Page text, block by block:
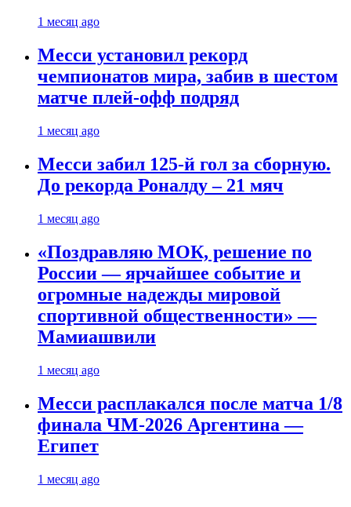
1 месяц ago
Месси установил рекорд
чемпионатов мира, забив в шестом
матче плей‑офф подряд
1 месяц ago
Месси забил 125-й гол за сборную.
До рекорда Роналду – 21 мяч
1 месяц ago
«Поздравляю МОК, решение по
России — ярчайшее событие и
огромные надежды мировой
спортивной общественности» —
Мамиашвили
1 месяц ago
Месси расплакался после матча 1/8
финала ЧМ-2026 Аргентина —
Египет
1 месяц ago